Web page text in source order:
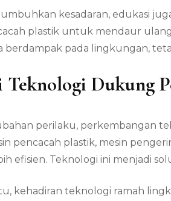
kesadaran, edukasi
plastik untuk mendaur
berdampak pada lingkungan,
Teknologi Dukung
perilaku, perkembangan
pencacah plastik, mesin
efisien. Teknologi ini menjadi
kehadiran teknologi ramah